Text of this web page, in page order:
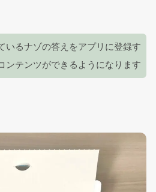
いるナゾの答えをアプリに登録す
ンテンツができるようになります